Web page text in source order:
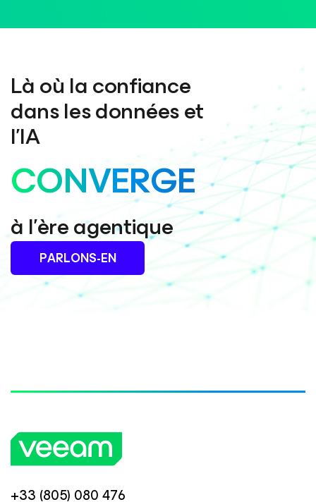
Là où la confiance
dans les données et
l’IA
CONVERGE
à l’ère agentique
PARLONS-EN
+33 (805) 080 476